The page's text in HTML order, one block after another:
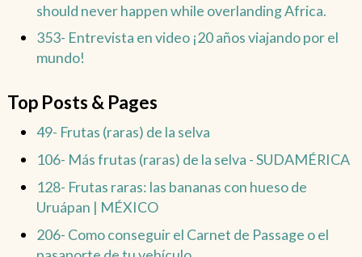
should never happen while overlanding Africa.
353- Entrevista en video ¡20 años viajando por el
mundo!
Top Posts & Pages
49- Frutas (raras) de la selva
106- Más frutas (raras) de la selva - SUDAMÉRICA
128- Frutas raras: las bananas con hueso de
Uruápan | MÉXICO
206- Como conseguir el Carnet de Passage o el